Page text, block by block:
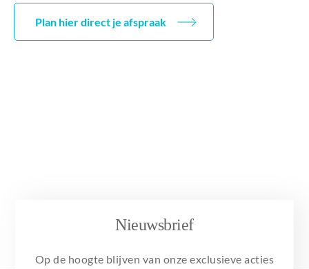
Plan hier direct je afspraak
Nieuwsbrief
Op de hoogte blijven van onze exclusieve acties